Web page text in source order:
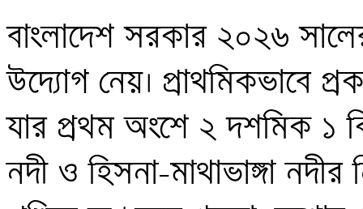
বাংলাদেশ সরকার ২০২৬ সালের
উদ্যোগ নেয়। প্রাথমিকভাবে
যার প্রথম অংশে ২ দশমিক ১
নদী ও হিসনা-মাথাভাঙ্গা